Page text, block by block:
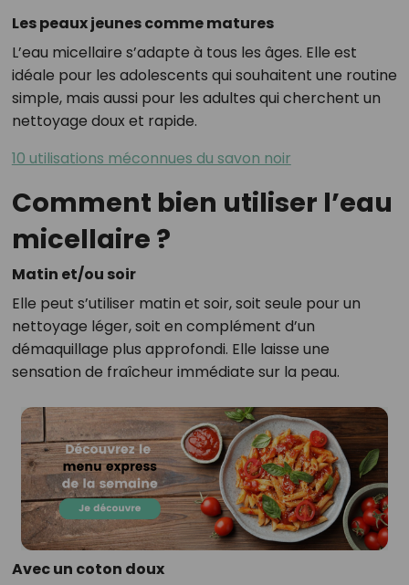
Les peaux jeunes comme matures
L’eau micellaire s’adapte à tous les âges. Elle est
idéale pour les adolescents qui souhaitent une routine
simple, mais aussi pour les adultes qui cherchent un
nettoyage doux et rapide.
10 utilisations méconnues du savon noir
Comment bien utiliser l’eau
micellaire ?
Matin et/ou soir
Elle peut s’utiliser matin et soir, soit seule pour un
nettoyage léger, soit en complément d’un
démaquillage plus approfondi. Elle laisse une
sensation de fraîcheur immédiate sur la peau.
Avec un coton doux